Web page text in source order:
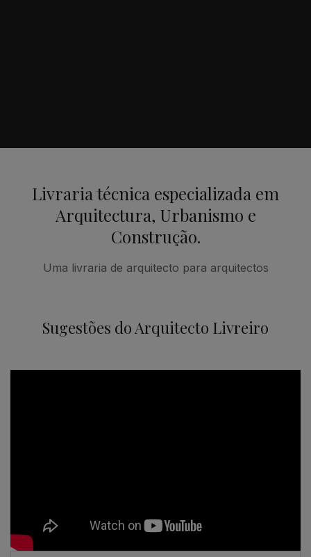
Livraria técnica especializada em
Arquitectura, Urbanismo e
Construção.
Uma livraria de arquitecto para arquitectos
Sugestões do Arquitecto Livreiro